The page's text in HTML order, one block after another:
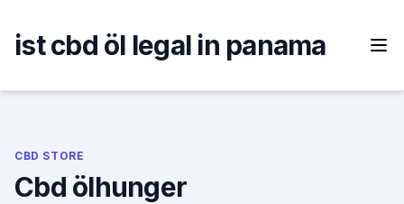
content
ist cbd öl legal in panama
CBD STORE
Cbd ölhunger